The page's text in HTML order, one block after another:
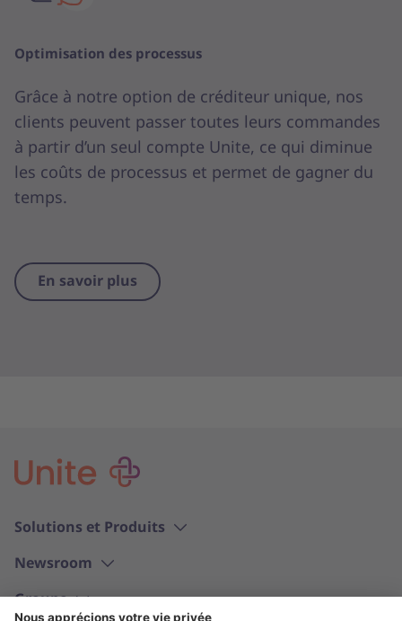
Optimisation des processus
Grâce à notre option de créditeur unique, nos
clients peuvent passer toutes leurs commandes
à partir d’un seul compte Unite, ce qui diminue
les coûts de processus et permet de gagner du
temps.
En savoir plus
Solutions et Produits
Newsroom
Groupe